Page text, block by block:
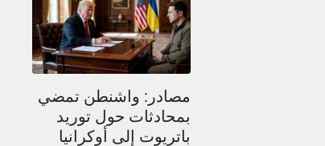
مصادر: واشنطن تمضي
بمحادثات حول توريد
باتريوت إلى أوكرانيا